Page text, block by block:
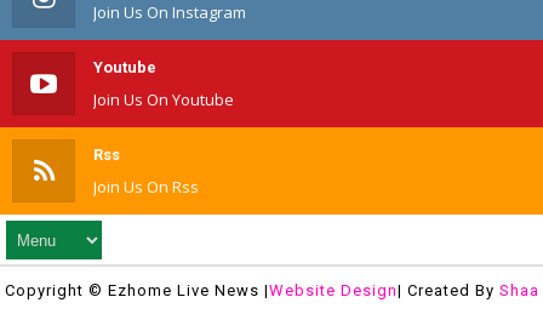
Join Us On Instagram
Youtube
Join Us On Youtube
Rss
Join Us On Rss
Copyright © Ezhome Live News |Website Design| Created By Shaa